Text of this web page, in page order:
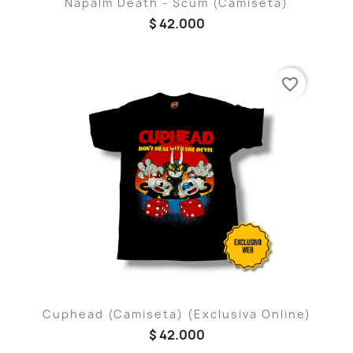
$ 42.000
Cuphead (Camiseta) (Exclusiva Online)
$ 42.000
favorite_border